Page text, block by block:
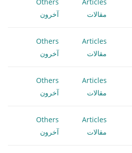
مقالات
آخرون
Articles
مقالات
Others
آخرون
Articles
مقالات
Others
آخرون
Articles
مقالات
Others
آخرون